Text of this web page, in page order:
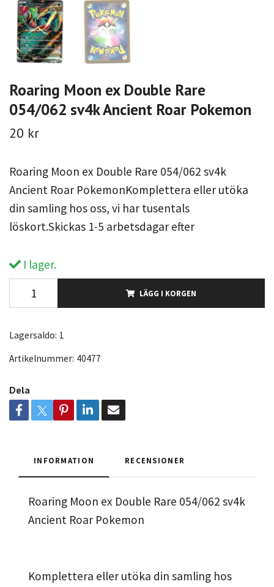
Roaring Moon ex Double Rare
054/062 sv4k Ancient Roar Pokemon
20 kr
Roaring Moon ex Double Rare 054/062 sv4k
Ancient Roar PokemonKomplettera eller utöka
din samling hos oss, vi har tusentals
löskort.Skickas 1-5 arbetsdagar efter
I lager.
LÄGG I KORGEN
Lagersaldo: 1
Artikelnummer: 40477
Dela
INFORMATION RECENSIONER
Roaring Moon ex Double Rare 054/062 sv4k
Ancient Roar Pokemon
Komplettera eller utöka din samling hos